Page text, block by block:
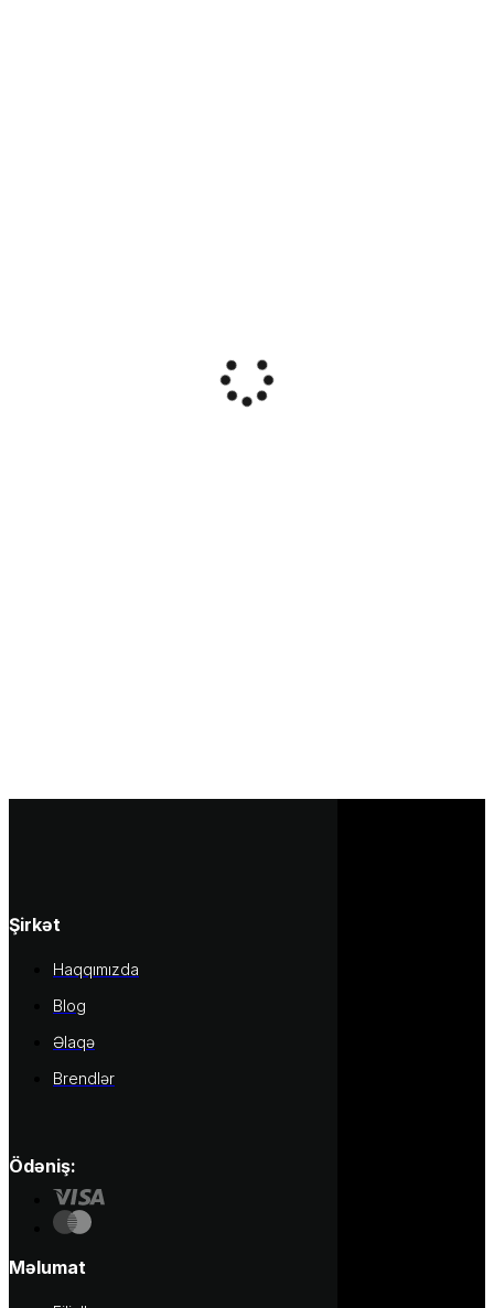
Şirkət
Haqqımızda
Blog
Əlaqə
Brendlər
Ödəniş:
Məlumat